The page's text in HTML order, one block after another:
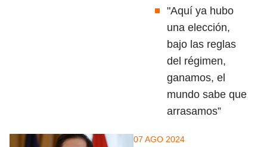
"Aquí ya hubo
una elección,
bajo las reglas
del régimen,
ganamos, el
mundo sabe que
arrasamos”
07 AGO 2024